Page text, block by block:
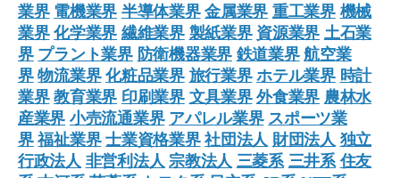
業界 電機業界 半導体業界 金属業界 重工業界 機械
業界 化学業界 繊維業界 製紙業界 資源業界 土石業
界 プラント業界 防衛機器業界 鉄道業界 航空業
界 物流業界 化粧品業界 旅行業界 ホテル業界 時計
業界 教育業界 印刷業界 文具業界 外食業界 農林水
産業界 小売流通業界 アパレル業界 スポーツ業
界 福祉業界 士業資格業界 社団法人 財団法人 独立
行政法人 非営利法人 宗教法人 三菱系 三井系 住友